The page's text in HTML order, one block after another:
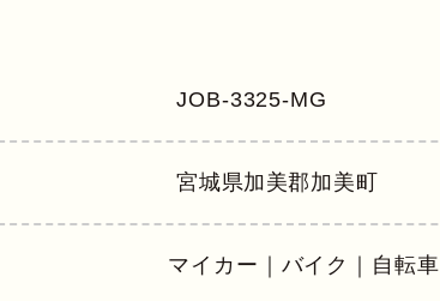
JOB-3325-MG
宮城県加美郡加美町
マイカー｜バイク｜自転車